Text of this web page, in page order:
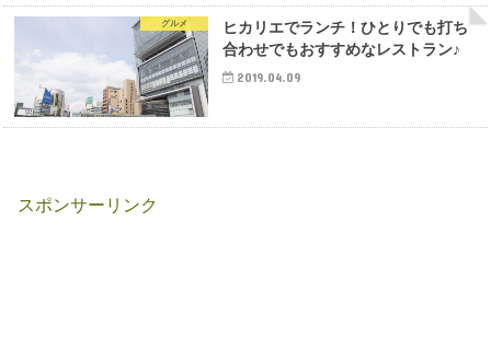
グルメ
ヒカリエでランチ！ひとりでも打ち
合わせでもおすすめなレストラン♪
2019.04.09
スポンサーリンク